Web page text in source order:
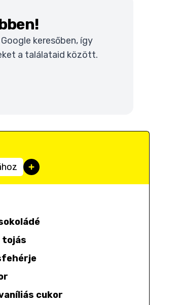
keresőben, így
a találataid között.
tojás
cukor